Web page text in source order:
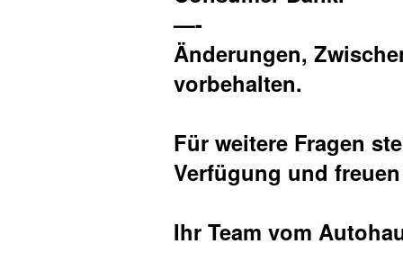
—-
Änderungen,
vorbehalten.
Für weitere Fragen
Verfügung und
Ihr Team vom